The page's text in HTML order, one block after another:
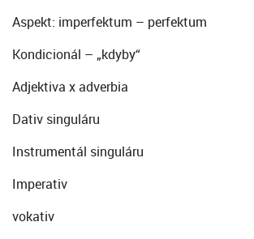
Aspekt: imperfektum – perfektum
Kondicionál – „kdyby“
Adjektiva x adverbia
Dativ singuláru
Instrumentál singuláru
Imperativ
vokativ